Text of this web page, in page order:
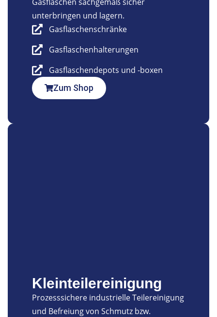
unterbringen und lagern.
Gasflaschenschränke
Gasflaschenhalterungen
Gasflaschendepots und -boxen
Zum Shop
Kleinteilereinigung
Prozesssichere industrielle Teilereinigung
und Befreiung von Schmutz bzw.